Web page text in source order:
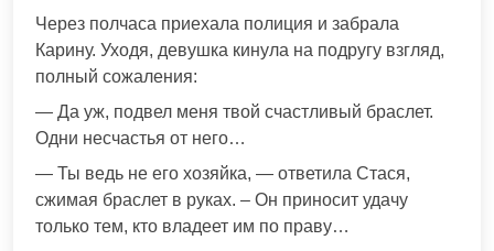
Через полчаса приехала полиция и забрала
Карину. Уходя, девушка кинула на подругу взгляд,
полный сожаления:
— Да уж, подвел меня твой счастливый браслет.
Одни несчастья от него…
— Ты ведь не его хозяйка, — ответила Стася,
сжимая браслет в руках. – Он приносит удачу
только тем, кто владеет им по праву…